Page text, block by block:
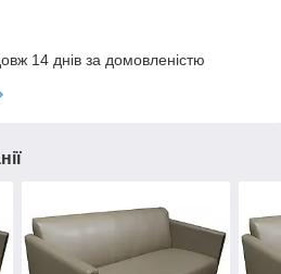
14 днів за домовленістю